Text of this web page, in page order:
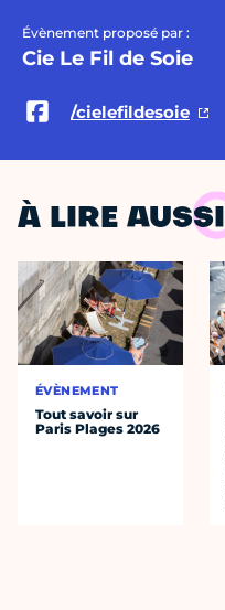
Évènement proposé par :
Cie Le Fil de Soie
/cielefildesoie
À LIRE AUSSI
ÉVÈNEMENT
Tout savoir sur
Paris Plages 2026